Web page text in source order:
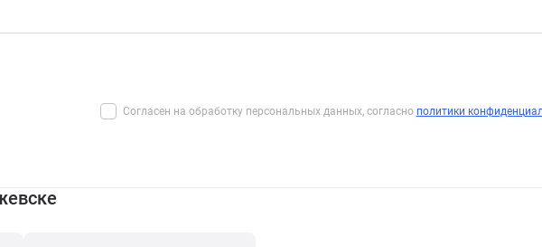
Согласен на обработку персональных данных, согласно политики